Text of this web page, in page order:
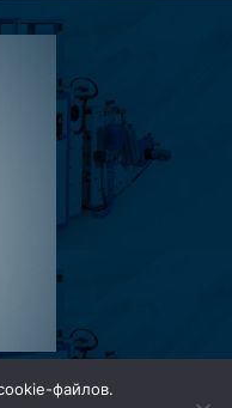
файлов.